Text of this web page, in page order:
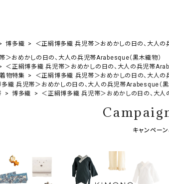
博多織
＜正絹博多織 兵児帯＞おめかしの日の、大人の
＞おめかしの日の、大人の兵児帯Arabesque（黒木織物）
＜正絹博多織 兵児帯＞おめかしの日の、大人の兵児帯
物特集
＜正絹博多織 兵児帯＞おめかしの日の、大人の
織 兵児帯＞おめかしの日の、大人の兵児帯Arabesque（黒
博多織 ＜正絹博多織 兵児帯＞おめかしの日の、大人
キャンペーン